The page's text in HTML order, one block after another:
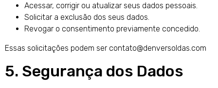
Acessar, corrigir ou atualizar seus dados pessoais.
Solicitar a exclusão dos seus dados.
Revogar o consentimento previamente concedido.
Essas solicitações podem ser contato@denversoldas.com
5. Segurança dos Dados